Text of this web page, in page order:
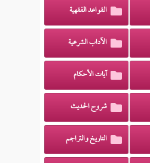
القواعد الفقهية
الآداب الشرعية
آيات الأحكام
شروح الحديث
التاريخ والتراجم